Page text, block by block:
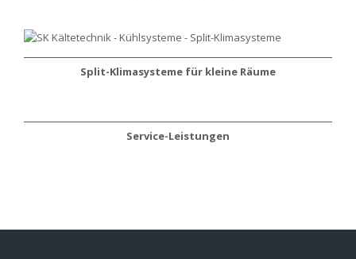
Split-Klimasysteme für kleine Räume
Service-Leistungen